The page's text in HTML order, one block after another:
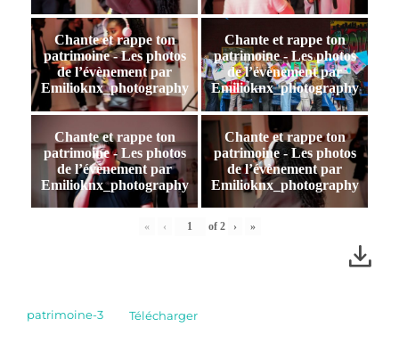
Chante et rappe ton
patrimoine - Les photos
de l’évènement par
Emilioknx_photography
Chante et rappe ton
patrimoine - Les photos
de l’évènement par
Emilioknx_photography
Chante et rappe ton
patrimoine - Les photos
de l’évènement par
Emilioknx_photography
Chante et rappe ton
patrimoine - Les photos
de l’évènement par
Emilioknx_photography
« ‹ of 2 › »
patrimoine-3 Télécharger